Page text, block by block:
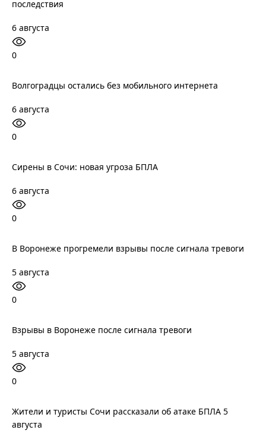
последствия
6 августа
0
Волгоградцы остались без мобильного интернета
6 августа
0
Сирены в Сочи: новая угроза БПЛА
6 августа
0
В Воронеже прогремели взрывы после сигнала тревоги
5 августа
0
Взрывы в Воронеже после сигнала тревоги
5 августа
0
Жители и туристы Сочи рассказали об атаке БПЛА 5
августа